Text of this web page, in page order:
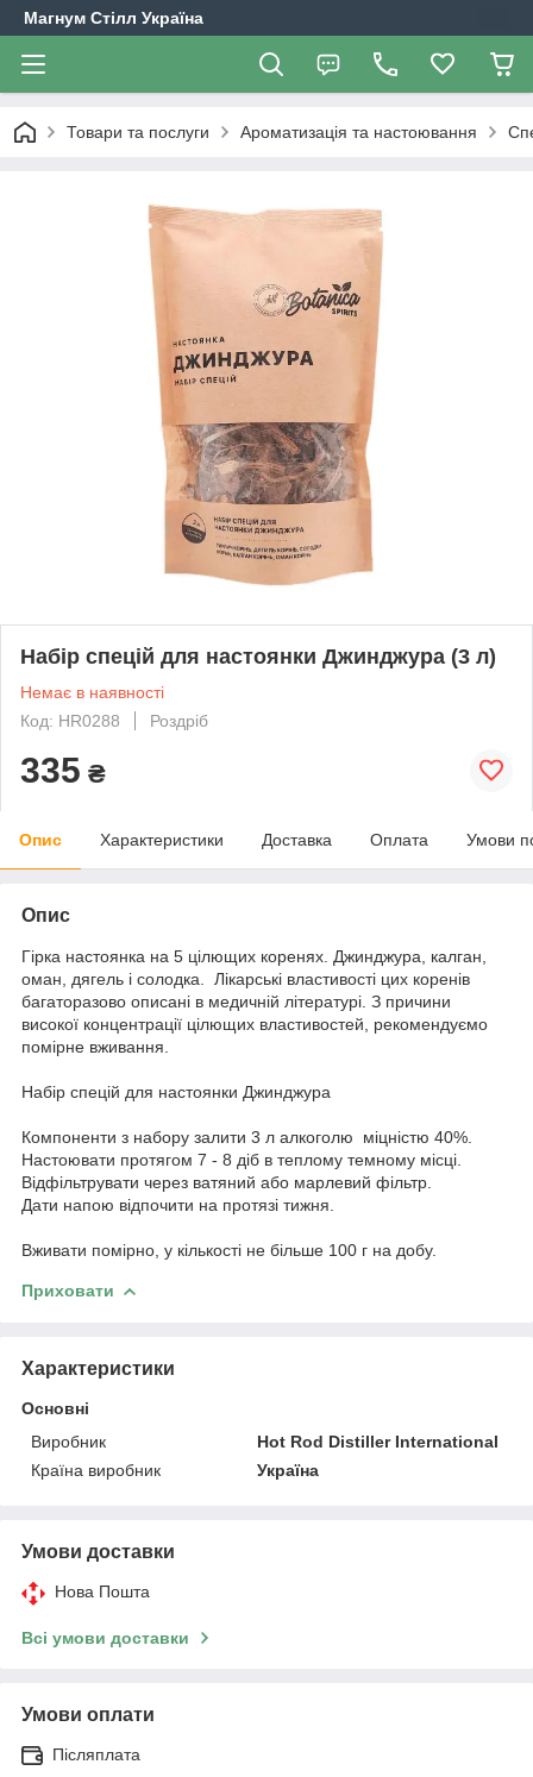
Магнум Стілл Україна
Товари та послуги Ароматизація та настоювання
Набір спецій для настоянки Джинджура (3 л)
Немає в наявності
Код: HR0288
Роздріб
335 ₴
Опис Характеристики Доставка Оплата Умови
Опис
Гірка настоянка на 5 цілющих коренях. Джинджура, калган,
оман, дягель і солодка. Лікарські властивості цих коренів
багаторазово описані в медичній літературі. З причини
високої концентрації цілющих властивостей, рекомендуємо
помірне вживання.
Набір спецій для настоянки Джинджура
Компоненти з набору залити 3 л алкоголю міцністю 40%.
Настоювати протягом 7 - 8 діб в теплому темному місці.
Відфільтрувати через ватяний або марлевий фільтр.
Дати напою відпочити на протязі тижня.
Вживати помірно, у кількості не більше 100 г на добу.
Приховати
Характеристики
Основні
Виробник
Hot Rod Distiller International
Країна виробник
Україна
Умови доставки
Нова Пошта
Всі умови доставки
Умови оплати
Післяплата